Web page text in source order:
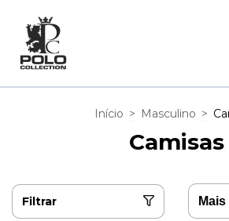
Início > Masculino >
Camisas
Filtrar